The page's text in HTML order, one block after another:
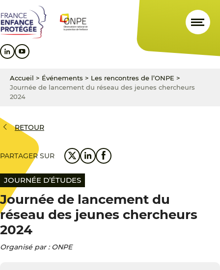
au
contenu
principal
au
menu
principal
au
pied
de
Accueil > Événements > Les rencontres de l’ONPE >
Journée de lancement du réseau des jeunes chercheurs
2024
RETOUR
PARTAGER SUR
JOURNÉE D’ÉTUDES
Journée de lancement du
réseau des jeunes chercheurs
2024
Organisé par : ONPE